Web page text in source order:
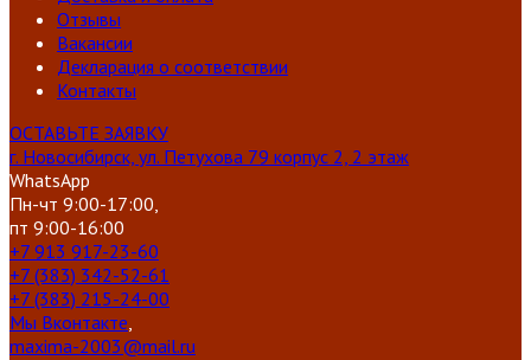
Отзывы
Вакансии
Декларация о соответствии
Контакты
ОСТАВЬТЕ ЗАЯВКУ
г. Новосибирск, ул. Петухова 79 корпус 2, 2 этаж
WhatsApp
Пн-чт 9:00-17:00,
пт 9:00-16:00
+7 913 917-23-60
+7 (383) 342-52-61
+7 (383) 215-24-00
Мы Вконтакте,
maxima-2003@mail.ru